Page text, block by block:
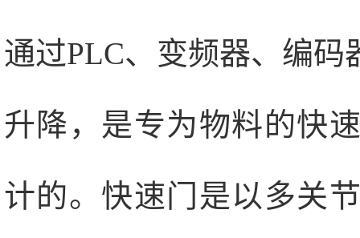
通过PLC、变频器、编
升降，是专为物料的快
计的。快速门是以多关